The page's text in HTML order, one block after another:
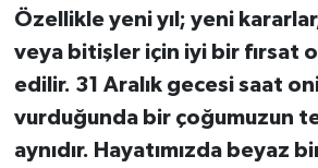
Özellikle yeni yıl; yeni
veya bitişler için iyi bir fırsat
edilir. 31 Aralık gecesi saat
vurduğunda bir çoğumuzun
aynıdır. Hayatımızda beyaz
YAŞAM